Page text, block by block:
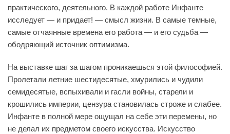
практического, деятельного. В каждой работе Инфанте
исследует — и придает! — смысл жизни. В самые темные,
самые отчаянные времена его работа — и его судьба —
ободряющий источник оптимизма.
На выставке шаг за шагом проникаешься этой философией.
Пролетали летние шестидесятые, хмурились и чудили
семидесятые, вспыхивали и гасли войны, старели и
крошились империи, цензура становилась строже и слабее.
Инфанте в полной мере ощущал на себе эти перемены, но
не делал их предметом своего искусства. Искусство